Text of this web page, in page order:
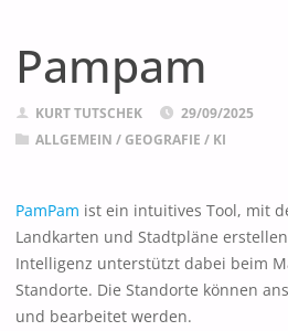
Pampam
KURT TUTSCHEK
29/09/2025
ALLGEMEIN / GEOGRAFIE / KI
PamPam ist ein intuitives Tool, mit
Landkarten und Stadtpläne
Intelligenz unterstützt dabei beim
Standorte. Die Standorte können
und bearbeitet werden.